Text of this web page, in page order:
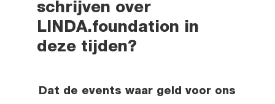
schrijven over
LINDA.foundation in
deze tijden?
Dat de events waar geld voor ons